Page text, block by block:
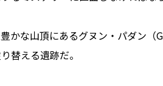
かな山頂にあるグヌン・パダン（
替える遺跡だ。